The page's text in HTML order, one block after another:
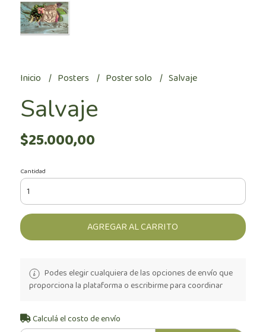
Inicio Posters Poster solo Salvaje
Salvaje
$25.000,00
Cantidad
AGREGAR AL CARRITO
Podes elegir cualquiera de las opciones de envío que
proporciona la plataforma o escribirme para coordinar
Calculá el costo de envío